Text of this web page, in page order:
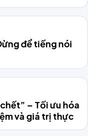
để tiếng nói
– Tối ưu hóa
và giá trị thực